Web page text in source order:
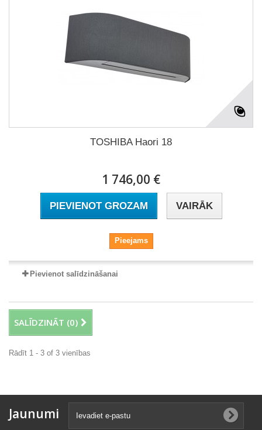
TOSHIBA Haori 18
1 746,00 €
PIEVIENOT GROZAM VAIRĀK
Pieejams
Pievienot salīdzināšanai
SALĪDZINĀT (0)
Rādīt 1 - 3 of 3 vienības
Jaunumi